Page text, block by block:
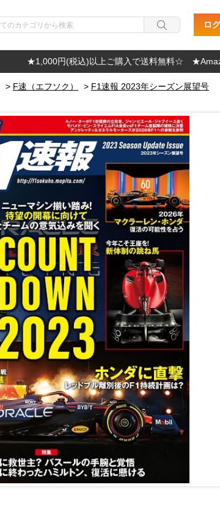
ロ
★1,000円(税込)以上ご購入で送料無料☆
> F速（エフソク） > F1速報 2023年シーズン展望号